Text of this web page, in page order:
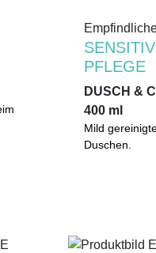
PFLEGE
DUSCH &
400 ml
Mild
Duschen.
PFLEGE
DUSCH &
400 ml
Mild
Duschen.